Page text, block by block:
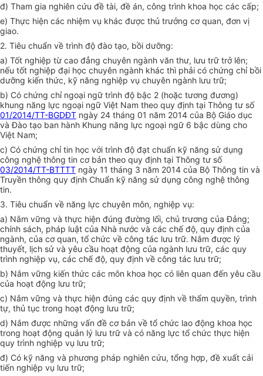
đ) Tham gia nghiên cứu đề tài, đề án, công trình khoa học các cấp;
e) Thực hiện các nhiệm vụ khác được thủ trưởng cơ quan, đơn vị
giao.
2. Tiêu chuẩn về trình độ đào tạo, bồi dưỡng:
a) Tốt nghiệp từ cao đẳng chuyên ngành văn thư, lưu trữ trở lên;
nếu tốt nghiệp đại học chuyên ngành khác thì phải có chứng chỉ bồi
dưỡng kiến thức, kỹ năng nghiệp vụ chuyên ngành lưu trữ;
b) Có chứng chỉ ngoại ngữ trình độ bậc 2 (hoặc tương đương)
khung năng lực ngoại ngữ Việt Nam theo quy định tại Thông tư số
01/2014/TT-BGDĐT ngày 24 tháng 01 năm 2014 của Bộ Giáo dục
và Đào tạo ban hành Khung năng lực ngoại ngữ 6 bậc dùng cho
Việt Nam;
c) Có chứng chỉ tin học với trình độ đạt chuẩn kỹ năng sử dụng
công nghệ thông tin cơ bản theo quy định tại Thông tư số
03/2014/TT-BTTTT ngày 11 tháng 3 năm 2014 của Bộ Thông tin và
Truyền thông quy định Chuẩn kỹ năng sử dụng công nghệ thông
tin.
3. Tiêu chuẩn về năng lực chuyên môn, nghiệp vụ:
a) Nắm vững và thực hiện đúng đường lối, chủ trương của Đảng;
chính sách, pháp luật của Nhà nước và các chế độ, quy định của
ngành, của cơ quan, tổ chức về công tác lưu trữ. Nắm được lý
thuyết, lịch sử và yêu cầu hoạt động của ngành lưu trữ, các quy
trình nghiệp vụ, các chế độ, quy định về công tác lưu trữ;
b) Nắm vững kiến thức các môn khoa học có liên quan đến yêu cầu
của hoạt động lưu trữ;
c) Nắm vững và thực hiện đúng các quy định về thẩm quyền, trình
tự, thủ tục trong hoạt động lưu trữ;
d) Nắm được những vấn đề cơ bản về tổ chức lao động khoa học
trong hoạt động quản lý lưu trữ và có năng lực tổ chức thực hiện
quy trình nghiệp vụ lưu trữ;
đ) Có kỹ năng và phương pháp nghiên cứu, tổng hợp, đề xuất cải
tiến nghiệp vụ lưu trữ;